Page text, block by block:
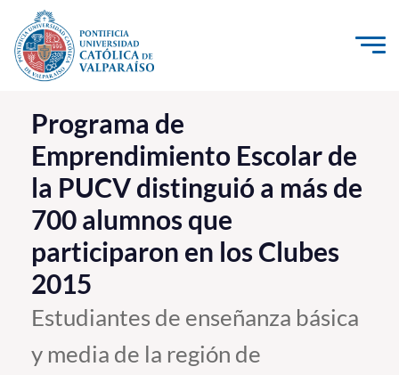
Click acá para ir directamente al contenido
La Universidad
Investigación, Creación e Innovación
PUCV Internacional
Vinculación con el Medio
Admisión
Pregrado
Postgrado
Programa de
Emprendimiento Escolar de
la PUCV distinguió a más de
700 alumnos que
participaron en los Clubes
2015
Estudiantes de enseñanza básica
y media de la región de